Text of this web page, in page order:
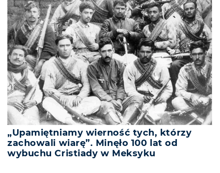
„Upamiętniamy wierność tych, którzy
zachowali wiarę”. Minęło 100 lat od
wybuchu Cristiady w Meksyku